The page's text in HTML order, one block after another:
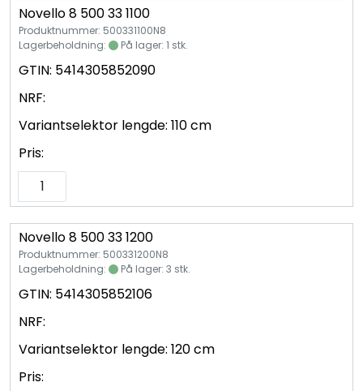
Novello 8 500 33 1100
Produktnummer: 500331100N8
Lagerbeholdning:
På lager: 1 stk.
GTIN: 5414305852090
NRF:
Variantselektor lengde: 110 cm
Pris:
Novello 8 500 33 1200
Produktnummer: 500331200N8
Lagerbeholdning:
På lager: 3 stk.
GTIN: 5414305852106
NRF:
Variantselektor lengde: 120 cm
Pris: